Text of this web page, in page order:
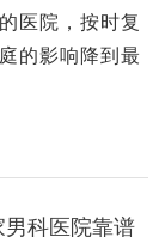
医院，按时复
的影响降到最
科医院靠谱